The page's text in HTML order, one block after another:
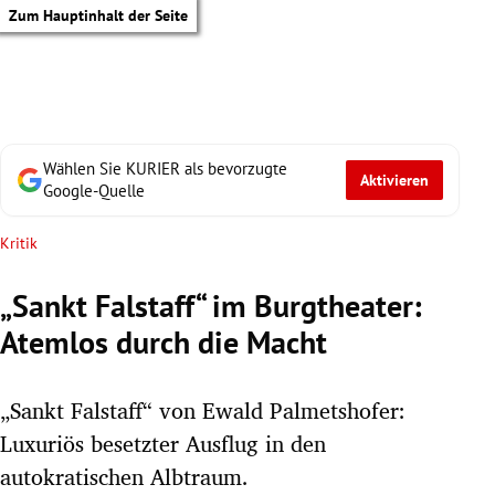
Zum Hauptinhalt der Seite
Untermenü
Wählen Sie KURIER als bevorzugte
Google-Quelle
Aktivieren
Kritik
„Sankt Falstaff“ im Burgtheater:
Atemlos durch die Macht
„Sankt Falstaff“ von Ewald Palmetshofer:
Luxuriös besetzter Ausflug in den
autokratischen Albtraum.